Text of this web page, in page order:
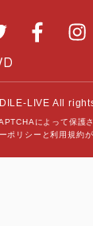
Twitter
LIVE All
によって保護
ポリシー と利用規約